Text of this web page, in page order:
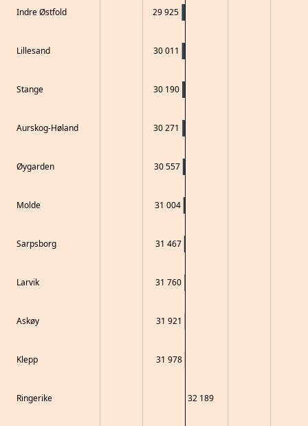
Indre Østfold
Lillesand
Stange
Aurskog-Høland
Øygarden
Molde
Sarpsborg
Larvik
Askøy
Klepp
Ringerike
29 925
30 011
30 190
30 271
30 557
31 004
31 467
31 760
31 921
31 978
32 189